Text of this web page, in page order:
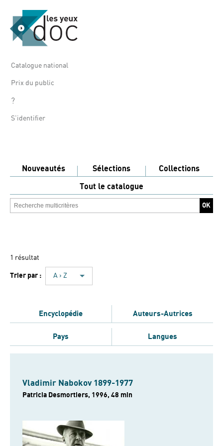
Catalogue national
Prix du public
?
S'identifier
Nouveautés Sélections
Collections
Tout le catalogue
1 résultat
Trier par : A › Z
Encyclopédie Auteurs-Autrices
Pays Langues
Vladimir Nabokov 1899-1977
Patricia Desmortiers, 1996, 48 min